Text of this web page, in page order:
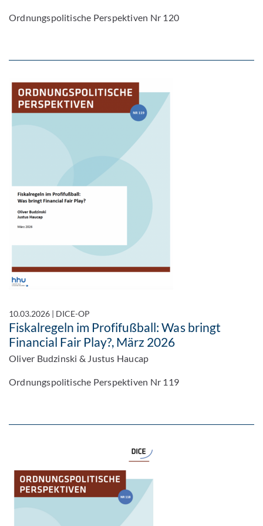
Ordnungspolitische Perspektiven Nr 120
10.03.2026 | DICE-OP
Fiskalregeln im Profifußball: Was bringt
Financial Fair Play?, März 2026
Oliver Budzinski & Justus Haucap
Ordnungspolitische Perspektiven Nr 119